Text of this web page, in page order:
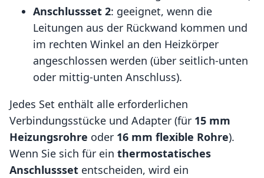
Anschlussset 2: geeignet, wenn die
Leitungen aus der Rückwand kommen und
im rechten Winkel an den Heizkörper
angeschlossen werden (über seitlich-unten
oder mittig-unten Anschluss).
Jedes Set enthält alle erforderlichen
Verbindungsstücke und Adapter (für 15 mm
Heizungsrohre oder 16 mm flexible Rohre).
Wenn Sie sich für ein thermostatisches
Anschlussset entscheiden, wird ein